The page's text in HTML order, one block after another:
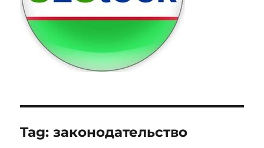
Tag:законодательство